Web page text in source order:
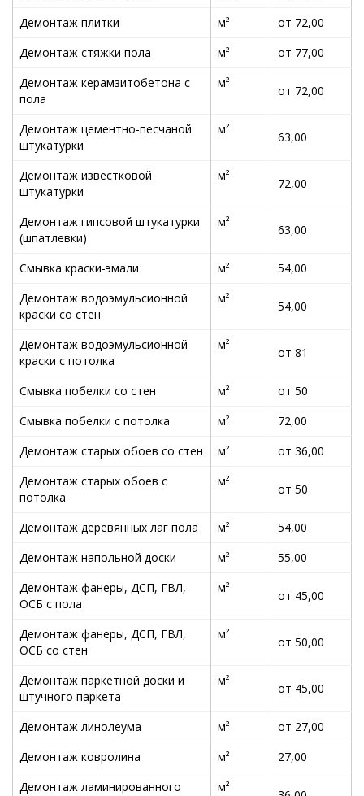
Демонтаж плитки
м²
от 72,00
Демонтаж стяжки пола
м²
от 77,00
Демонтаж керамзитобетона с
пола
м²
от 72,00
Демонтаж цементно-песчаной
штукатурки
м²
63,00
Демонтаж известковой
штукатурки
м²
72,00
Демонтаж гипсовой штукатурки
(шпатлевки)
м²
63,00
Смывка краски-эмали м²
54,00
Демонтаж водоэмульсионной
краски со стен
м²
54,00
Демонтаж водоэмульсионной
краски с потолка
м²
от 81
Смывка побелки со стен м²
от 50
Смывка побелки с потолка
м²
72,00
Демонтаж старых обоев со стен
м²
от 36,00
Демонтаж старых обоев с
потолка
м²
от 50
Демонтаж деревянных лаг пола м²
54,00
Демонтаж напольной доски
м²
55,00
Демонтаж фанеры, ДСП, ГВЛ,
ОСБ с пола
м²
от 45,00
Демонтаж фанеры, ДСП, ГВЛ,
ОСБ со стен
м²
от 50,00
Демонтаж паркетной доски и
штучного паркета
м²
от 45,00
Демонтаж линолеума м²
от 27,00
Демонтаж ковролина
м²
27,00
Демонтаж ламинированного
м²